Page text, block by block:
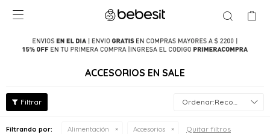

ACCESORIOS EN SALE
Recomendados
Filtrando por: Alimentación Accesorios Quitar filtros